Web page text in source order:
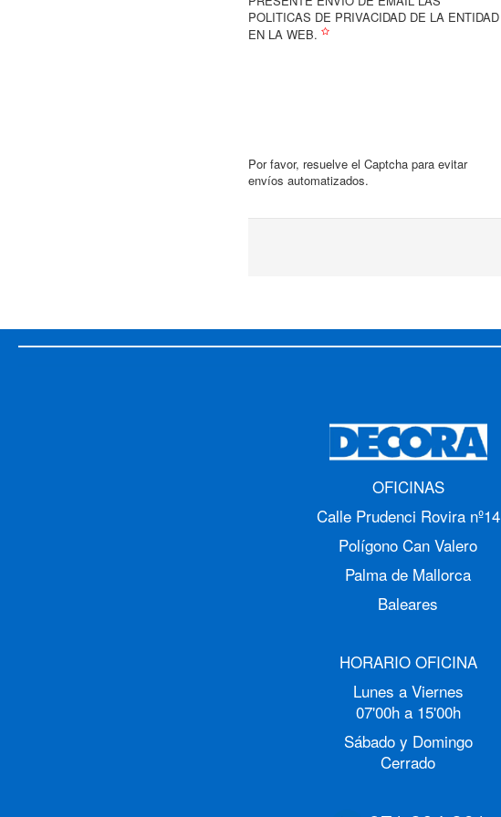
POLITICAS DE PRIVACIDAD DE LA ENTIDAD
EN LA WEB.
Por favor, resuelve el Captcha para evitar
envíos automatizados.
OFICINAS
Calle Prudenci Rovira nº14
Polígono Can Valero
Palma de Mallorca
Baleares
HORARIO OFICINA
Lunes a Viernes
07'00h a 15'00h
Sábado y Domingo
Cerrado